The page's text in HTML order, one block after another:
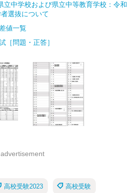
立中学校および県立中等教育学校：令和
選抜について
値一覧
［問題・正答］
advertisement
高校受験2023 高校受験